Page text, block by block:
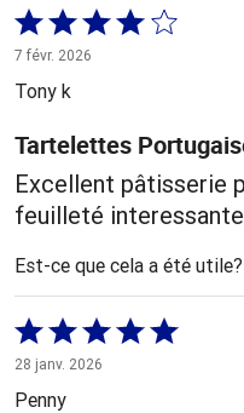
Coté
4 sur
5
7 févr. 2026
Tony k
Tartelettes
Excellent pâtisserie
feuilleté
Est-ce que cela a été utile?
Coté
5 sur
5
28 janv. 2026
Penny